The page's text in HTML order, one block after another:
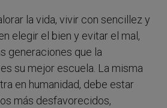
la vida, vivir con sencillez y
elegir el bien y evitar el mal,
generaciones que la
su mejor escuela. La misma
en humanidad, debe estar
más desfavorecidos,